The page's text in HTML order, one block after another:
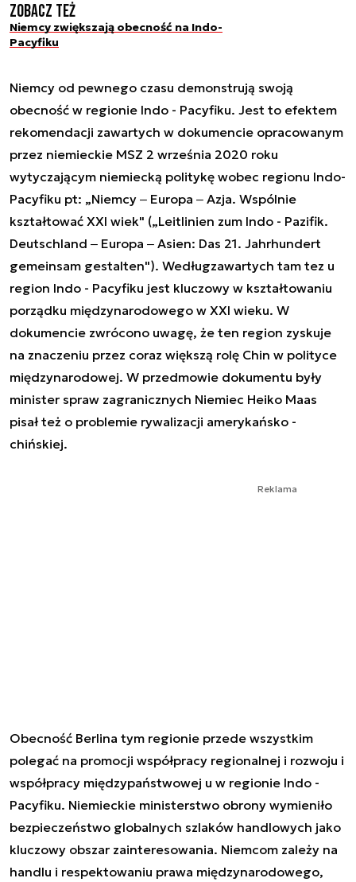
Zobacz też
Niemcy zwiększają obecność na Indo-
Pacyfiku
Niemcy od pewnego czasu demonstrują swoją
obecność w regionie Indo - Pacyfiku. Jest to efektem
rekomendacji zawartych w dokumencie opracowanym
przez niemieckie MSZ 2 września 2020 roku
wytyczającym niemiecką politykę wobec regionu Indo-
Pacyfiku pt: „Niemcy ‒ Europa ‒ Azja. Wspólnie
kształtować XXI wiek" („Leitlinien zum Indo - Pazifik.
Deutschland ‒ Europa ‒ Asien: Das 21. Jahrhundert
gemeinsam gestalten"). Wedługzawartych tam tez u
region Indo - Pacyfiku jest kluczowy w kształtowaniu
porządku międzynarodowego w XXI wieku. W
dokumencie zwrócono uwagę, że ten region zyskuje
na znaczeniu przez coraz większą rolę Chin w polityce
międzynarodowej. W przedmowie dokumentu były
minister spraw zagranicznych Niemiec Heiko Maas
pisał też o problemie rywalizacji amerykańsko -
chińskiej.
Reklama
Obecność Berlina tym regionie przede wszystkim
polegać na promocji współpracy regionalnej i rozwoju i
współpracy międzypaństwowej u w regionie Indo -
Pacyfiku. Niemieckie ministerstwo obrony wymieniło
bezpieczeństwo globalnych szlaków handlowych jako
kluczowy obszar zainteresowania. Niemcom zależy na
handlu i respektowaniu prawa międzynarodowego,